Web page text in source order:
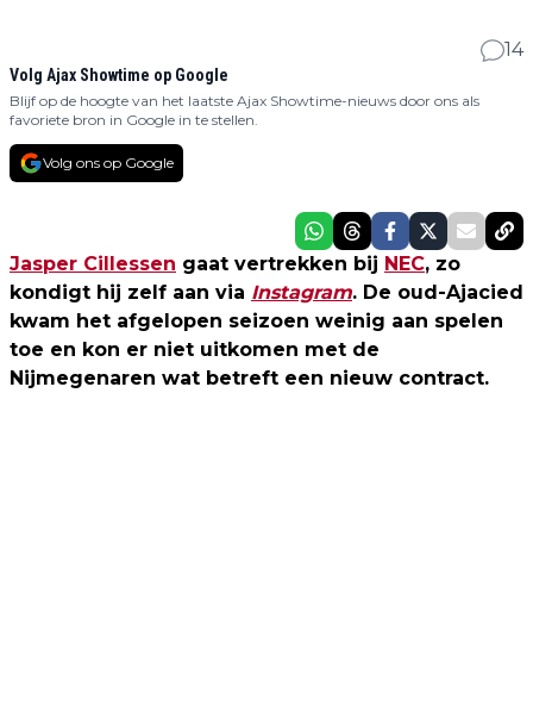
14
Volg Ajax Showtime op Google
Blijf op de hoogte van het laatste Ajax Showtime-nieuws door ons als
favoriete bron in Google in te stellen.
Volg ons op Google
Jasper Cillessen gaat vertrekken bij NEC, zo
kondigt hij zelf aan via Instagram. De oud-Ajacied
kwam het afgelopen seizoen weinig aan spelen
toe en kon er niet uitkomen met de
Nijmegenaren wat betreft een nieuw contract.